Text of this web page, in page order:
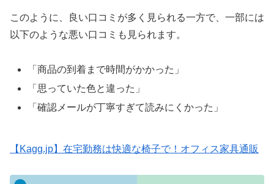
このように、良い口コミが多く見られる一方で、一部には
以下のような悪い口コミも見られます。
「商品の到着まで時間がかかった」
「思っていた色と違った」
「確認メールが丁寧すぎて読みにくかった」
【Kagg.jp】在宅勤務は快適な椅子で！オフィス家具通販